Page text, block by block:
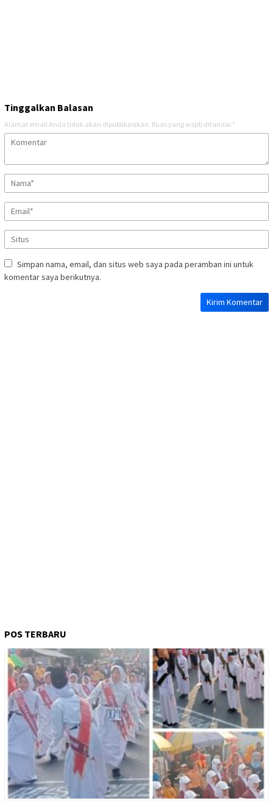
Tinggalkan Balasan
Alamat email Anda tidak akan dipublikasikan. Ruas yang wajib ditandai *
Simpan nama, email, dan situs web saya pada peramban ini untuk
komentar saya berikutnya.
POS TERBARU